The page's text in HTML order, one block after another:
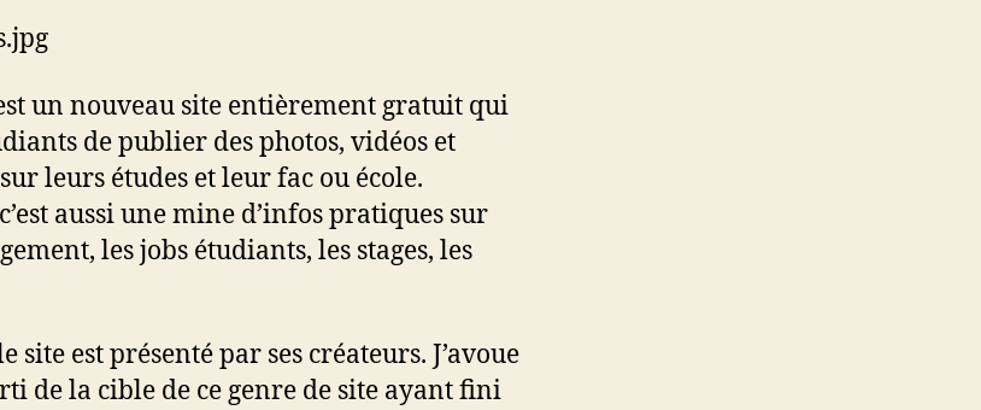
un nouveau site entièrement gratuit qui
de publier des photos, vidéos et
leurs études et leur fac ou école.
aussi une mine d’infos pratiques sur
les jobs étudiants, les stages, les
site est présenté par ses créateurs. J’avoue
de la cible de ce genre de site ayant fini